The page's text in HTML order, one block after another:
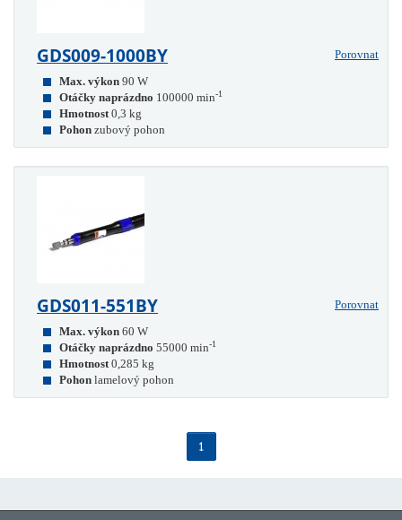
GDS009-1000BY
Porovnat
Max. výkon 90 W
Otáčky naprázdno 100000 min-1
Hmotnost 0,3 kg
Pohon zubový pohon
GDS011-551BY
Porovnat
Max. výkon 60 W
Otáčky naprázdno 55000 min-1
Hmotnost 0,285 kg
Pohon lamelový pohon
1